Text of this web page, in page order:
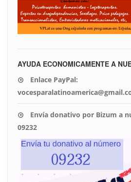
AYUDA ECONOMICAMENTE A
Enlace PayPal:
Envía donativo por Bizum a
09232